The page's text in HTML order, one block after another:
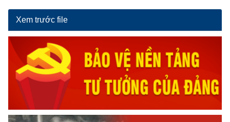
Xem trước file